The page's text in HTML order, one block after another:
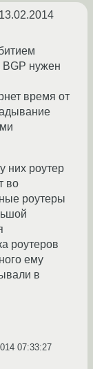
13.02.2014
нужен
время от
них роутер
во
роутеры
роутеров
ему
в
07:33:27